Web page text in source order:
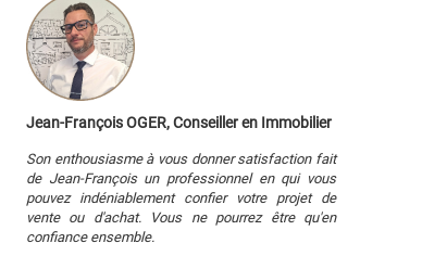
Jean-François OGER, Conseiller en Immobilier
Son enthousiasme à vous donner satisfaction fait
de Jean-François un professionnel en qui vous
pouvez indéniablement confier votre projet de
vente ou d'achat. Vous ne pourrez être qu'en
confiance ensemble.